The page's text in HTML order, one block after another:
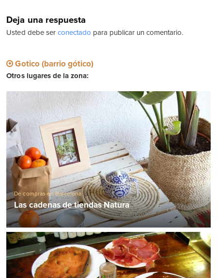
Deja una respuesta
Usted debe ser conectado para publicar un comentario.
Gotico (barrio gótico)
Otros lugares de la zona:
De compras en Barcelona
Las cadenas de tiendas Natura